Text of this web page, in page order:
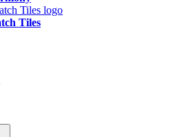
Tiles